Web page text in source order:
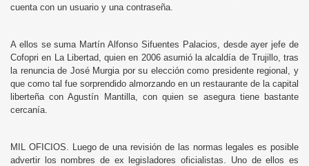
cuenta con un usuario y una contraseña.
A ellos se suma Martín Alfonso Sifuentes Palacios, desde ayer jefe de
Cofopri en La Libertad, quien en 2006 asumió la alcaldía de Trujillo, tras
la renuncia de José Murgia por su elección como presidente regional, y
que como tal fue sorprendido almorzando en un restaurante de la capital
liberteña con Agustín Mantilla, con quien se asegura tiene bastante
cercanía.
MIL OFICIOS. Luego de una revisión de las normas legales es posible
advertir los nombres de ex legisladores oficialistas. Uno de ellos es